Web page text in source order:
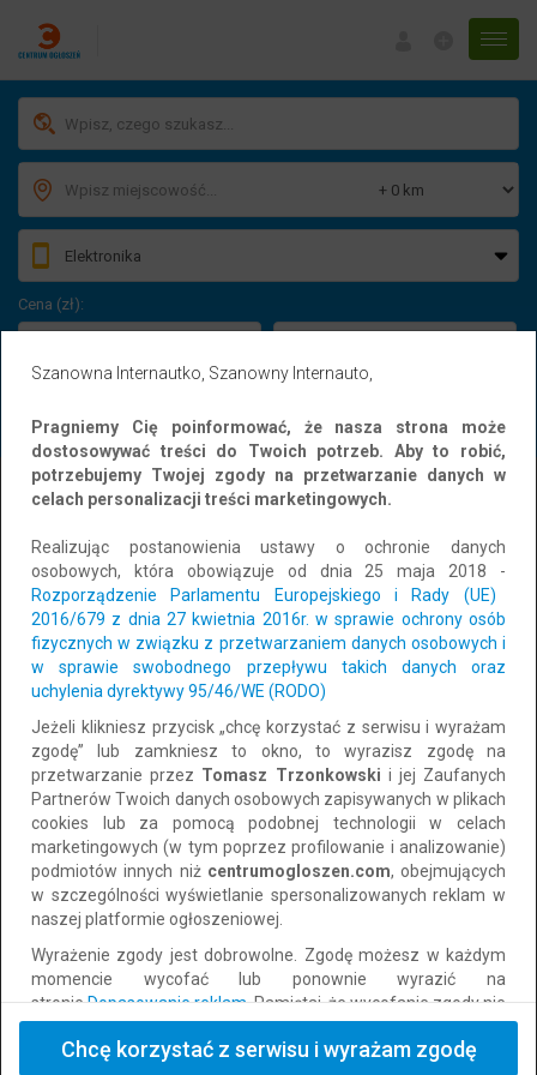
Menu
Cena (zł):
Elektronika
Wszystkie Prywatne Firmowe
Sortuj po: Najnowsze
Powiadomimy Cię na e-mail
nowych podobnych
ofertach
Powiadamiaj
Szanowna Internautko, Szanowny Internauto,
Pragniemy Cię poinformować, że nasza strona może
dostosowywać treści do Twoich potrzeb. Aby to robić,
potrzebujemy Twojej zgody na przetwarzanie danych w
celach personalizacji treści marketingowych.
Realizując postanowienia ustawy o ochronie danych
osobowych, która obowiązuje od dnia 25 maja 2018 -
Rozporządzenie Parlamentu Europejskiego i Rady (UE)
2016/679 z dnia 27 kwietnia 2016r. w sprawie ochrony osób
fizycznych w związku z przetwarzaniem danych osobowych i
w sprawie swobodnego przepływu takich danych oraz
uchylenia dyrektywy 95/46/WE (RODO)
Jeżeli klikniesz przycisk „chcę korzystać z serwisu i wyrażam
zgodę” lub zamkniesz to okno, to wyrazisz zgodę na
przetwarzanie przez Tomasz Trzonkowski i jej Zaufanych
Partnerów Twoich danych osobowych zapisywanych w plikach
cookies lub za pomocą podobnej technologii w celach
marketingowych (w tym poprzez profilowanie i analizowanie)
podmiotów innych niż centrumogloszen.com, obejmujących
w szczególności wyświetlanie spersonalizowanych reklam w
naszej platformie ogłoszeniowej.
Wyrażenie zgody jest dobrowolne. Zgodę możesz w każdym
momencie wycofać lub ponownie wyrazić na
stronieDopasowanie reklam. Pamiętaj, że wycofanie zgody nie
wpływa na zgodność z prawem przetwarzania dokonanego
wcześniej.
Chcę korzystać z serwisu i wyrażam zgodę